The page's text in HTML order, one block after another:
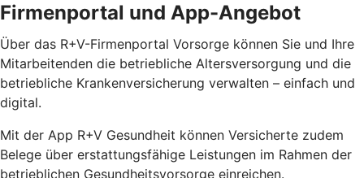
Firmenportal und App-Angebot
Über das R+V-Firmenportal Vorsorge können Sie und Ihre
Mitarbeitenden die betriebliche Altersversorgung und die
betriebliche Krankenversicherung verwalten – einfach und
digital.
Mit der App R+V Gesundheit können Versicherte zudem
Belege über erstattungsfähige Leistungen im Rahmen der
betrieblichen Gesundheitsvorsorge einreichen.